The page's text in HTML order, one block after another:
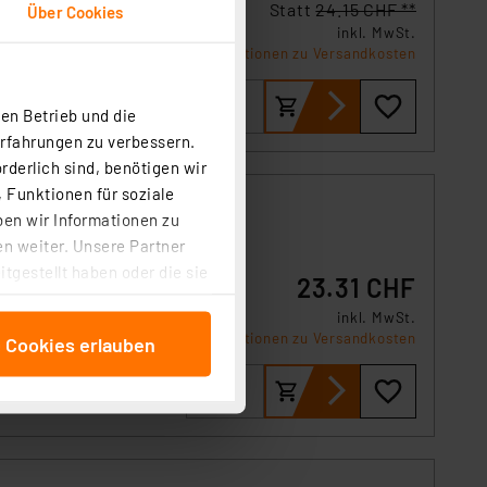
Über Cookies
Betrieb und die
zu verbessern.
sind, benötigen wir
Funktionen für soziale
wir Informationen zu
weiter. Unsere Partner
haben oder die sie
(Art. 6
ist durch Klick auf den
Cookies erlauben
Statt24.15 CHF **
inkl. MwSt.
Informationen zu Versandkosten
23.31 CHF
inkl. MwSt.
Informationen zu Versandkosten